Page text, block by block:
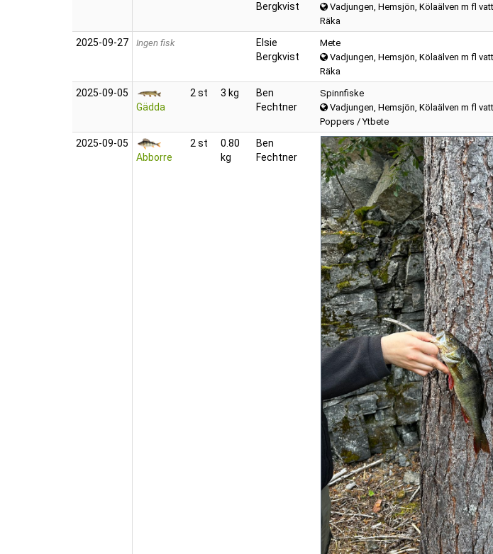
Bergkvist
Vadjungen, Hemsjön, Kölaälven m fl
Räka
2025‑09‑27 Ingen fisk
Elsie
Bergkvist
Mete
Vadjungen, Hemsjön, Kölaälven m fl
Räka
2025‑09‑05
Gädda
2 st 3 kg
Ben
Fechtner
Spinnfiske
Vadjungen, Hemsjön, Kölaälven m fl
Poppers / Ytbete
2025‑09‑05
Abborre
2 st
0.80
kg
Ben
Fechtner